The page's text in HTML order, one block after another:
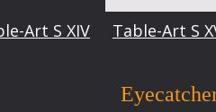
Art S XIV Table-Art S